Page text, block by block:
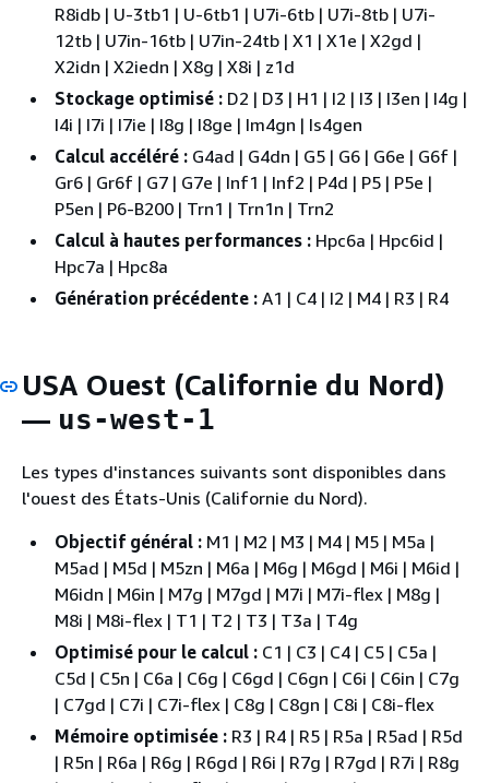
R8idb | U-3tb1 | U-6tb1 | U7i-6tb | U7i-8tb | U7i-
12tb | U7in-16tb | U7in-24tb | X1 | X1e | X2gd |
X2idn | X2iedn | X8g | X8i | z1d
Stockage optimisé : D2 | D3 | H1 | I2 | I3 | I3en | I4g |
I4i | I7i | I7ie | I8g | I8ge | Im4gn | Is4gen
Calcul accéléré : G4ad | G4dn | G5 | G6 | G6e | G6f |
Gr6 | Gr6f | G7 | G7e | Inf1 | Inf2 | P4d | P5 | P5e |
P5en | P6-B200 | Trn1 | Trn1n | Trn2
Calcul à hautes performances : Hpc6a | Hpc6id |
Hpc7a | Hpc8a
Génération précédente : A1 | C4 | I2 | M4 | R3 | R4
USA Ouest (Californie du Nord)
— us-west-1
Les types d'instances suivants sont disponibles dans
l'ouest des États-Unis (Californie du Nord).
Objectif général : M1 | M2 | M3 | M4 | M5 | M5a |
M5ad | M5d | M5zn | M6a | M6g | M6gd | M6i | M6id |
M6idn | M6in | M7g | M7gd | M7i | M7i-flex | M8g |
M8i | M8i-flex | T1 | T2 | T3 | T3a | T4g
Optimisé pour le calcul : C1 | C3 | C4 | C5 | C5a |
C5d | C5n | C6a | C6g | C6gd | C6gn | C6i | C6in | C7g
| C7gd | C7i | C7i-flex | C8g | C8gn | C8i | C8i-flex
Mémoire optimisée : R3 | R4 | R5 | R5a | R5ad | R5d
| R5n | R6a | R6g | R6gd | R6i | R7g | R7gd | R7i | R8g